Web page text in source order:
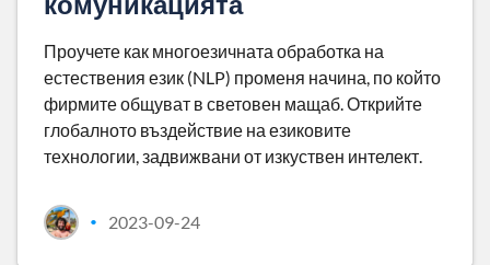
Проучете как многоезичната обработка на
естествения език (NLP) променя начина, по който
фирмите общуват в световен мащаб. Открийте
глобалното въздействие на езиковите
технологии, задвижвани от изкуствен интелект.
• 2023-09-24